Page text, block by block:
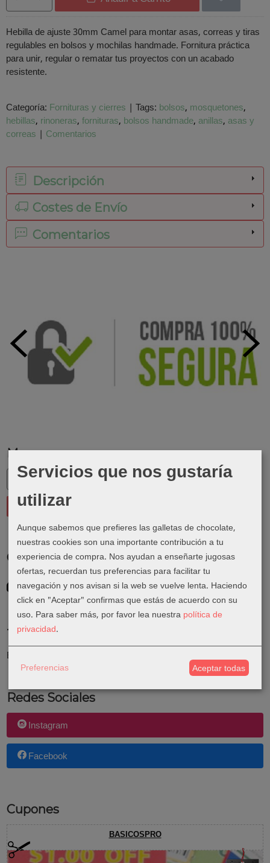
Marcas
Costes de Envío
GRATIS *
Consultar Destinos
Tu Carrito (0)
El carrito de la compra está vacío
Redes Sociales
Instagram
Facebook
Cupones
BASICOSPRO
Hebilla de ajuste 30mm Camel para montar asas, correas y tiras
regulables en bolsos y mochilas handmade. Fornitura práctica
para unir, regular o rematar tus proyectos con un acabado
resistente.
Categoría: Fornituras y cierres | Tags: bolsos mosquetones
hebillas rinoneras fornituras bolsos handmade anillas asas y
correas | Comentarios
Descripción
Costes de Envío
Comentarios
Servicios que nos gustaría
utilizar
Aunque sabemos que prefieres las galletas de chocolate,
nuestras cookies son una importante contribución a tu
experiencia de compra. Nos ayudan a enseñarte jugosas
ofertas, recuerdan tus preferencias para facilitar tu
navegación y nos avisan si la web se vuelve lenta. Haciendo
click en "Aceptar" confirmas que estás de acuerdo con su
uso. Para saber más, por favor lea nuestra política de
privacidad.
Preferencias Aceptar todas